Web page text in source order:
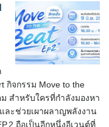
กิจกรรม Move to the
สำหรับใครที่กำลังมองหา
ละช่วยเผาผลาญพลังงาน
ถือเป็นอีกหนึ่งอีเวนต์ที่